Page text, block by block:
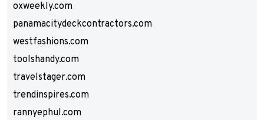
oxweekly.com
panamacitydeckcontractors.com
westfashions.com
toolshandy.com
travelstager.com
trendinspires.com
rannyephul.com